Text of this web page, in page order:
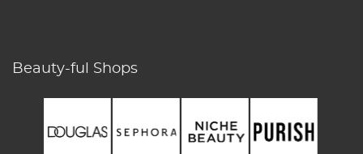
Beauty-ful Shops